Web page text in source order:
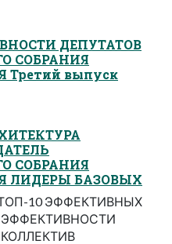
ДЕПУТАТОВ
СОБРАНИЯ
Третий выпуск
СОБРАНИЯ
ЛИДЕРЫ БАЗОВЫХ
10 ЭФФЕКТИВНЫХ
ЭФФЕКТИВНОСТИ